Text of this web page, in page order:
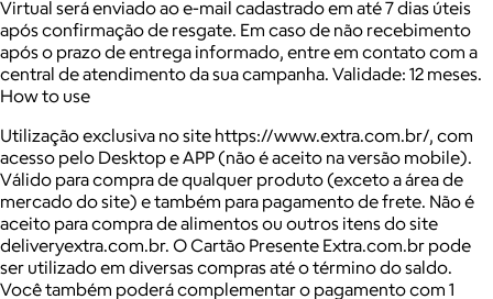
Virtual será enviado ao e-mail cadastrado em até 7 dias úteis
após confirmação de resgate. Em caso de não recebimento
após o prazo de entrega informado, entre em contato com a
central de atendimento da sua campanha. Validade: 12 meses.
How to use
Utilização exclusiva no site https://www.extra.com.br/, com
acesso pelo Desktop e APP (não é aceito na versão mobile).
Válido para compra de qualquer produto (exceto a área de
mercado do site) e também para pagamento de frete. Não é
aceito para compra de alimentos ou outros itens do site
deliveryextra.com.br. O Cartão Presente Extra.com.br pode
ser utilizado em diversas compras até o término do saldo.
Você também poderá complementar o pagamento com 1